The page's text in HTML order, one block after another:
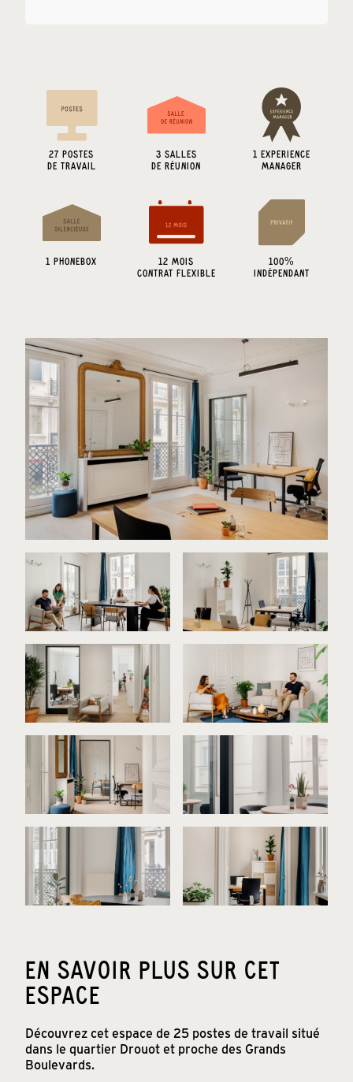
27 POSTES
DE TRAVAIL
3 SALLES
DE RÉUNION
1 EXPERIENCE
MANAGER
1 PHONEBOX
12 MOIS
CONTRAT FLEXIBLE
100%
INDÉPENDANT
EN SAVOIR PLUS SUR CET
ESPACE
Découvrez cet espace de 25 postes de travail situé
dans le quartier Drouot et proche des Grands
Boulevards.